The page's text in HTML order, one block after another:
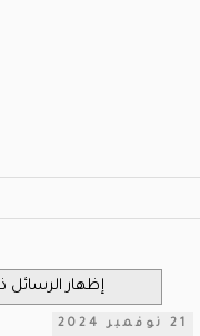
‏إظهار
21 نوفمبر 2024